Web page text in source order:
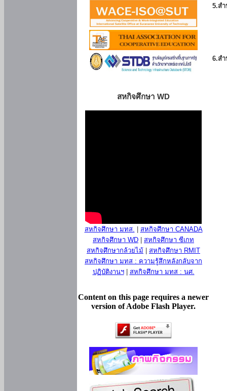
สหกิจศึกษา WD
สหกิจศึกษา มทส.
สหกิจศึกษา CANADA
สหกิจศึกษา WD
สหกิจศึกษา ซีเกท
สหกิจศึกษากล้วยไม้
สหกิจศึกษา RMIT
สหกิจศึกษา มทส : ความรู้สึกหลังกลับจาก
ปฏิบัติงานฯ| สหกิจศึกษา มทส : นศ.
Content on this page requires a newer
version of Adobe Flash Player.
5.ส
6.ส